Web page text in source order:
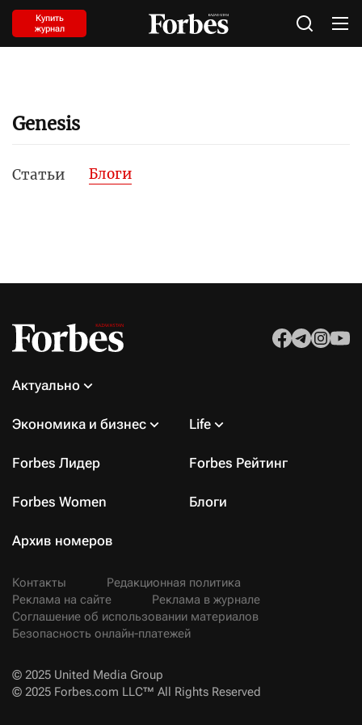
Купить
журнал
Genesis
Статьи Блоги
Актуально
Экономика и бизнес Life
Forbes Лидер Forbes Рейтинг
Forbes Women Блоги
Архив номеров
Контакты
Редакционная политика
Реклама на сайте
Реклама в журнале
Соглашение об использовании материалов
Безопасность онлайн-платежей
© 2025 United Media Group
© 2025 Forbes.com LLC™ All Rights Reserved